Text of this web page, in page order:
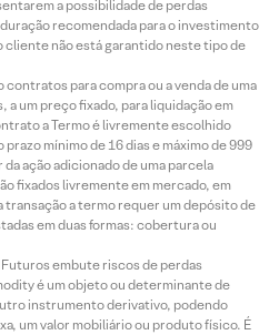
a possibilidade de perdas
recomendada para o investimento
cliente não está garantido neste tipo de
para compra ou a venda de uma
um preço fixado, para liquidação em
a Termo é livremente escolhido
mínimo de 16 dias e máximo de 999
ação adicionado de uma parcela
fixados livremente em mercado, em
transação a termo requer um depósito de
em duas formas: cobertura ou
embute riscos de perdas
é um objeto ou determinante de
instrumento derivativo, podendo
um valor mobiliário ou produto físico. É